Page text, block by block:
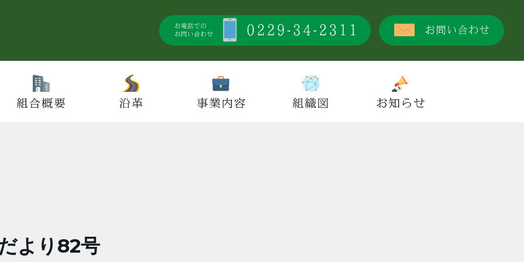
より82号